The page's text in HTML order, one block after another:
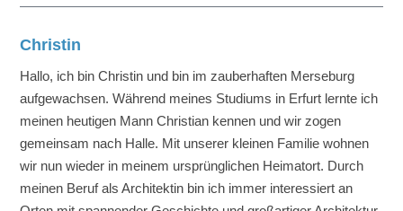
Christin
Hallo, ich bin Christin und bin im zauberhaften Merseburg
aufgewachsen. Während meines Studiums in Erfurt lernte ich
meinen heutigen Mann Christian kennen und wir zogen
gemeinsam nach Halle. Mit unserer kleinen Familie wohnen
wir nun wieder in meinem ursprünglichen Heimatort. Durch
meinen Beruf als Architektin bin ich immer interessiert an